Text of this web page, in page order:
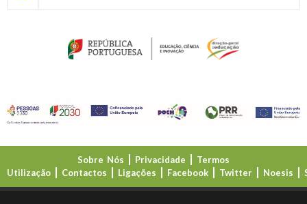
Sobre Nós Privacidade
Termos
Utilização
Contactos Ligações Facebook Twitter Noesis